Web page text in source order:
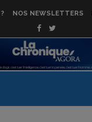
NOS NEWSLETTERS